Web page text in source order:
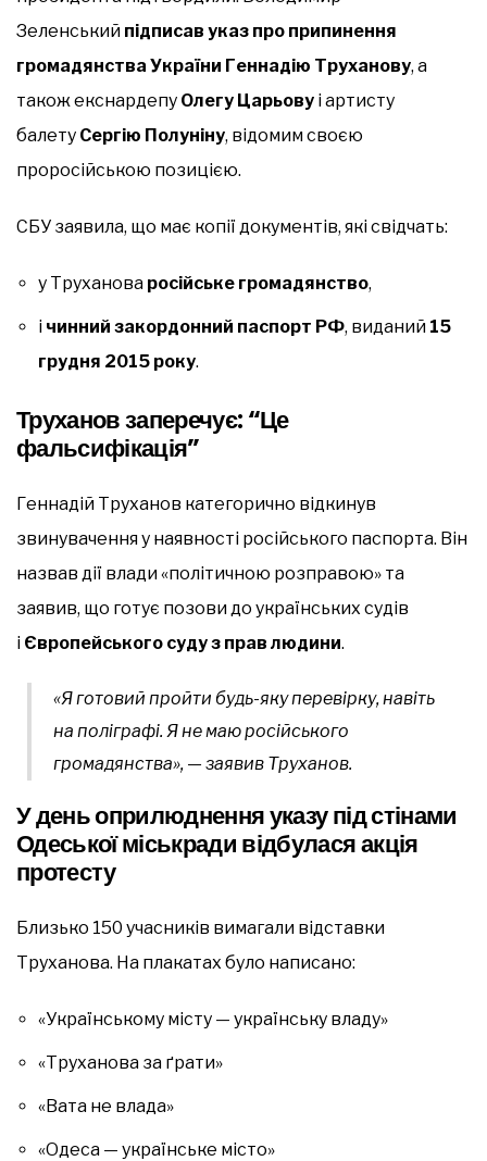
Зеленський підписав указ про припинення
громадянства України Геннадію Труханову, а
також екснардепу Олегу Царьову і артисту
балету Сергію Полуніну, відомим своєю
проросійською позицією.
СБУ заявила, що має копії документів, які свідчать:
у Труханова російське громадянство,
і чинний закордонний паспорт РФ, виданий 15
грудня 2015 року.
Труханов заперечує: “Це
фальсифікація”
Геннадій Труханов категорично відкинув
звинувачення у наявності російського паспорта. Він
назвав дії влади «політичною розправою» та
заявив, що готує позови до українських судів
і Європейського суду з прав людини.
«Я готовий пройти будь-яку перевірку, навіть
на поліграфі. Я не маю російського
громадянства», — заявив Труханов.
У день оприлюднення указу під стінами
Одеської міськради відбулася акція
протесту
Близько 150 учасників вимагали відставки
Труханова. На плакатах було написано:
«Українському місту — українську владу»
«Труханова за ґрати»
«Вата не влада»
«Одеса — українське місто»